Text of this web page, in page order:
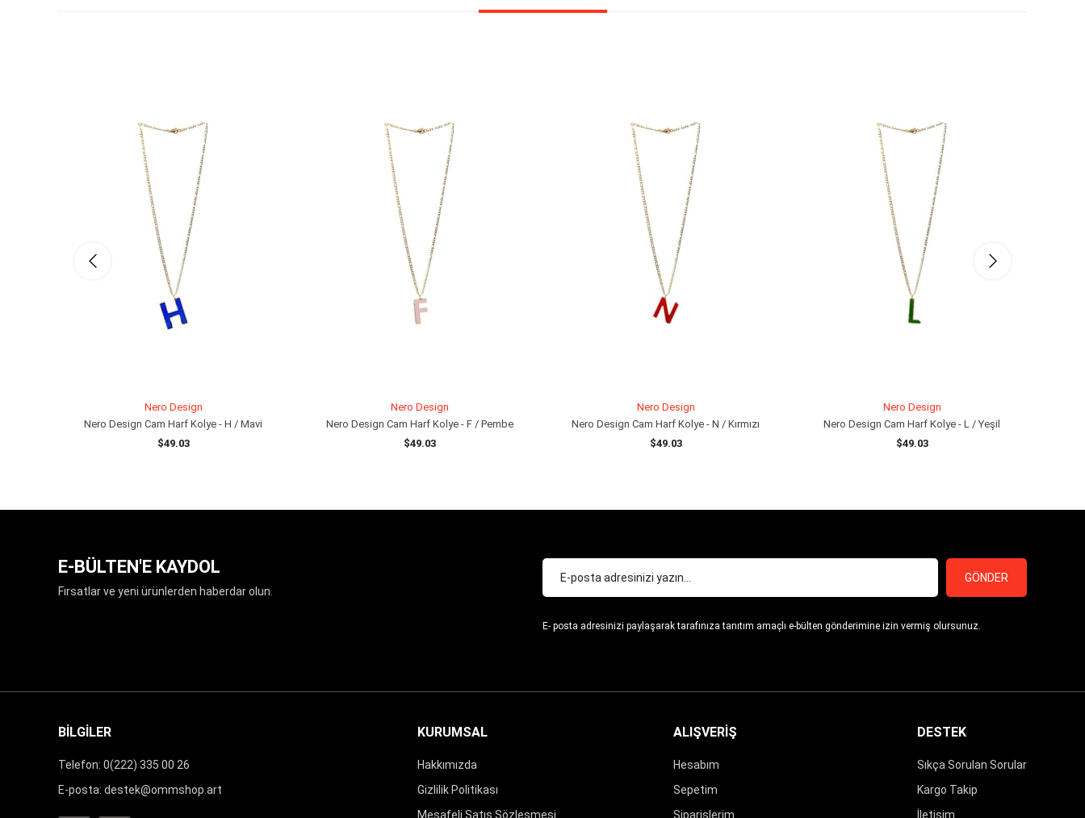
Nero Design
Nero Design Cam Harf Kolye - H / Mavi
$49.03
Nero Design
Nero Design Cam Harf Kolye - F / Pembe
$49.03
Nero Design
Nero Design Cam Harf Kolye - N / Kırmızı
$49.03
Nero Design
Nero Design Cam Harf Kolye - L / Yeşil
$49.03
E-BÜLTEN'E KAYDOL
Fırsatlar ve yeni ürünlerden haberdar olun.
GÖNDER
E- posta adresinizi paylaşarak tarafınıza tanıtım amaçlı e-bülten gönderimine izin vermiş olursunuz.
BİLGİLER
Telefon: 0(222) 335 00 26
E-posta: destek@ommshop.art
KURUMSAL
Hakkımızda
Gizlilik Politikası
Mesafeli Satış Sözleşmesi
ALIŞVERİŞ
Hesabım
Sepetim
Siparişlerim
DESTEK
Sıkça Sorulan Sorular
Kargo Takip
İletişim